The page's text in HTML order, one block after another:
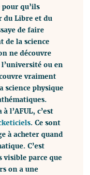
qu’ils
du Libre et du
de faire
de la science
ne découvre
ou en
vraiment
science physique
l’AFUL, c’est
. Ce sont
à acheter quand
C’est
visible parce que
on a une